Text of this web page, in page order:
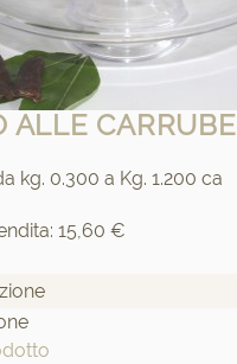
ALLE CARRUBE
kg. 0.300 a Kg. 1.200 ca
15,60 €